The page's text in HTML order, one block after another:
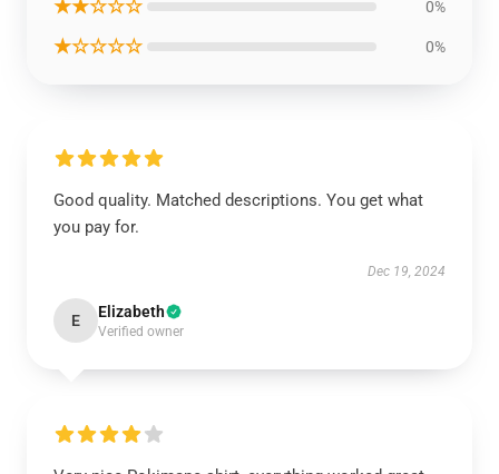
★★☆☆☆ 0%
★☆☆☆☆ 0%
Good quality. Matched descriptions. You get what
you pay for.
Dec 19, 2024
E Elizabeth
Verified owner